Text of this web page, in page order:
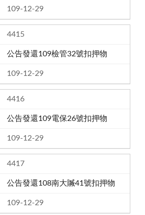
109-12-29
4415
公告發還109檢管32號扣押物
109-12-29
4416
公告發還109電保26號扣押物
109-12-29
4417
公告發還108南大贓41號扣押物
109-12-29